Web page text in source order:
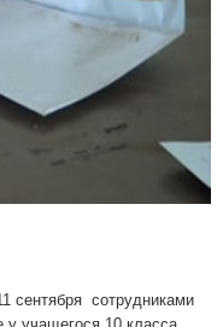
сентября сотрудниками